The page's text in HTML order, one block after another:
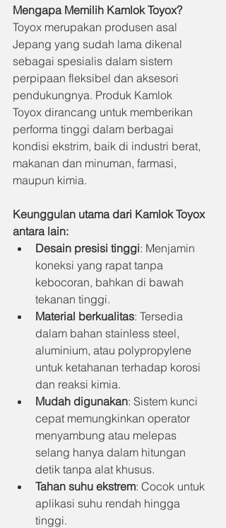
Mengapa Memilih Kamlok Toyox?
Toyox merupakan produsen asal
Jepang yang sudah lama dikenal
sebagai spesialis dalam sistem
perpipaan fleksibel dan aksesori
pendukungnya. Produk Kamlok
Toyox dirancang untuk memberikan
performa tinggi dalam berbagai
kondisi ekstrim, baik di industri berat,
makanan dan minuman, farmasi,
maupun kimia.
Keunggulan utama dari Kamlok Toyox
antara lain:
Desain presisi tinggi: Menjamin
koneksi yang rapat tanpa
kebocoran, bahkan di bawah
tekanan tinggi.
Material berkualitas: Tersedia
dalam bahan stainless steel,
aluminium, atau polypropylene
untuk ketahanan terhadap korosi
dan reaksi kimia.
Mudah digunakan: Sistem kunci
cepat memungkinkan operator
menyambung atau melepas
selang hanya dalam hitungan
detik tanpa alat khusus.
Tahan suhu ekstrem: Cocok untuk
aplikasi suhu rendah hingga
tinggi.